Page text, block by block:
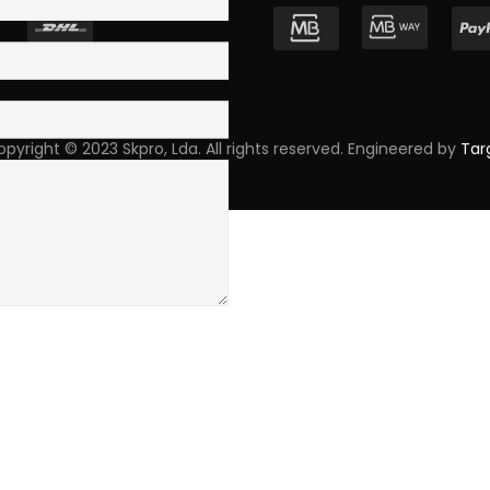
© 2023 Skpro, Lda. All rights reserved. Engineered by